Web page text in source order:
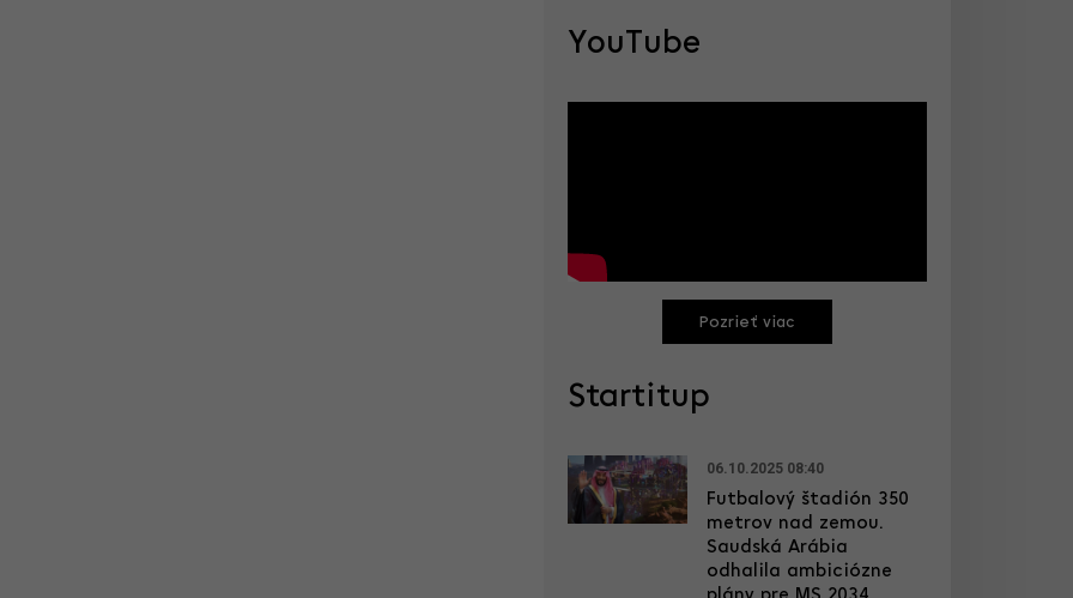
YouTube
Pozrieť viac
Startitup
06.10.2025 08:40
Futbalový štadión 350
metrov nad zemou.
Saudská Arábia
odhalila ambiciózne